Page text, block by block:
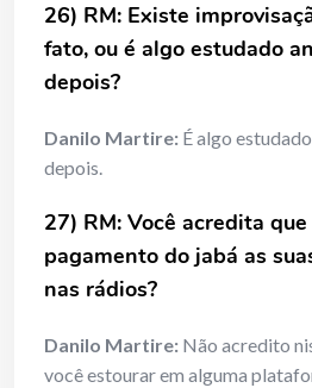
26) RM: Existe
fato, ou é algo estudado
depois?
Danilo Martire: É algo
depois.
27) RM: Você acredita
pagamento do jabá as
nas rádios?
Danilo Martire: Não acredito
você estourar em alguma